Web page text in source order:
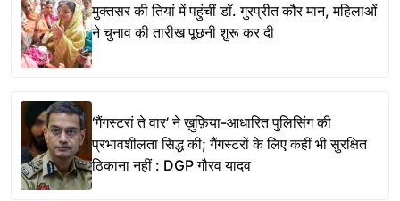
मुक्तसर की तियां में पहुंचीं डॉ. गुरप्रीत कौर मान, महिलाओं
ने चुनाव की तारीख पूछनी शुरू कर दी
‘गैंगस्टरां ते वार’ ने ख़ुफ़िया-आधारित पुलिसिंग की
प्रभावशीलता सिद्ध की; गैंगस्टरों के लिए कहीं भी सुरक्षित
ठिकाना नहीं : DGP गौरव यादव